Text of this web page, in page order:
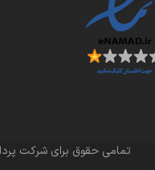
تمامی حقوق برای شرکت